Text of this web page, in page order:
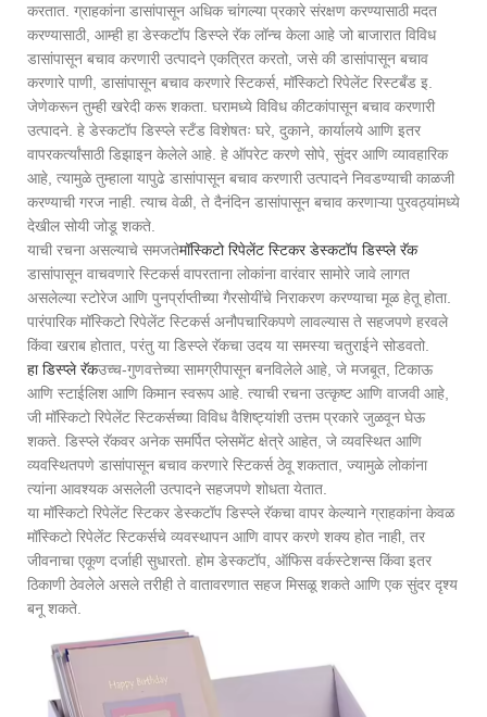
करतात. ग्राहकांना डासांपासून अधिक चांगल्या प्रकारे संरक्षण करण्यासाठी मदत
करण्यासाठी, आम्ही हा डेस्कटॉप डिस्प्ले रॅक लॉन्च केला आहे जो बाजारात विविध
डासांपासून बचाव करणारी उत्पादने एकत्रित करतो, जसे की डासांपासून बचाव
करणारे पाणी, डासांपासून बचाव करणारे स्टिकर्स, मॉस्किटो रिपेलेंट रिस्टबँड इ.
जेणेकरून तुम्ही खरेदी करू शकता. घरामध्ये विविध कीटकांपासून बचाव करणारी
उत्पादने. हे डेस्कटॉप डिस्प्ले स्टँड विशेषतः घरे, दुकाने, कार्यालये आणि इतर
वापरकर्त्यांसाठी डिझाइन केलेले आहे. हे ऑपरेट करणे सोपे, सुंदर आणि व्यावहारिक
आहे, त्यामुळे तुम्हाला यापुढे डासांपासून बचाव करणारी उत्पादने निवडण्याची काळजी
करण्याची गरज नाही. त्याच वेळी, ते दैनंदिन डासांपासून बचाव करणाऱ्या पुरवठ्यांमध्ये
देखील सोयी जोडू शकते.
याची रचना असल्याचे समजतेमॉस्किटो रिपेलेंट स्टिकर डेस्कटॉप डिस्प्ले रॅक
डासांपासून वाचवणारे स्टिकर्स वापरताना लोकांना वारंवार सामोरे जावे लागत
असलेल्या स्टोरेज आणि पुनर्प्राप्तीच्या गैरसोयींचे निराकरण करण्याचा मूळ हेतू होता.
पारंपारिक मॉस्किटो रिपेलेंट स्टिकर्स अनौपचारिकपणे लावल्यास ते सहजपणे हरवले
किंवा खराब होतात, परंतु या डिस्प्ले रॅकचा उदय या समस्या चतुराईने सोडवतो.
हा डिस्प्ले रॅकउच्च-गुणवत्तेच्या सामग्रीपासून बनविलेले आहे, जे मजबूत, टिकाऊ
आणि स्टाईलिश आणि किमान स्वरूप आहे. त्याची रचना उत्कृष्ट आणि वाजवी आहे,
जी मॉस्किटो रिपेलेंट स्टिकर्सच्या विविध वैशिष्ट्यांशी उत्तम प्रकारे जुळवून घेऊ
शकते. डिस्प्ले रॅकवर अनेक समर्पित प्लेसमेंट क्षेत्रे आहेत, जे व्यवस्थित आणि
व्यवस्थितपणे डासांपासून बचाव करणारे स्टिकर्स ठेवू शकतात, ज्यामुळे लोकांना
त्यांना आवश्यक असलेली उत्पादने सहजपणे शोधता येतात.
या मॉस्किटो रिपेलेंट स्टिकर डेस्कटॉप डिस्प्ले रॅकचा वापर केल्याने ग्राहकांना केवळ
मॉस्किटो रिपेलेंट स्टिकर्सचे व्यवस्थापन आणि वापर करणे शक्य होत नाही, तर
जीवनाचा एकूण दर्जाही सुधारतो. होम डेस्कटॉप, ऑफिस वर्कस्टेशन्स किंवा इतर
ठिकाणी ठेवलेले असले तरीही ते वातावरणात सहज मिसळू शकते आणि एक सुंदर दृश्य
बनू शकते.